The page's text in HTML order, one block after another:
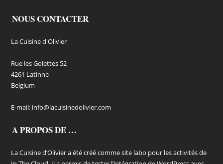
NOUS CONTACTER
La Cuisine d'Olivier
Rue les Golettes 52
4261 Latinne
Belgium
E-mail: info@lacuisinedolivier.com
A PROPOS DE …
La Cuisine d’Olivier a été créé comme site labo pour les activités de